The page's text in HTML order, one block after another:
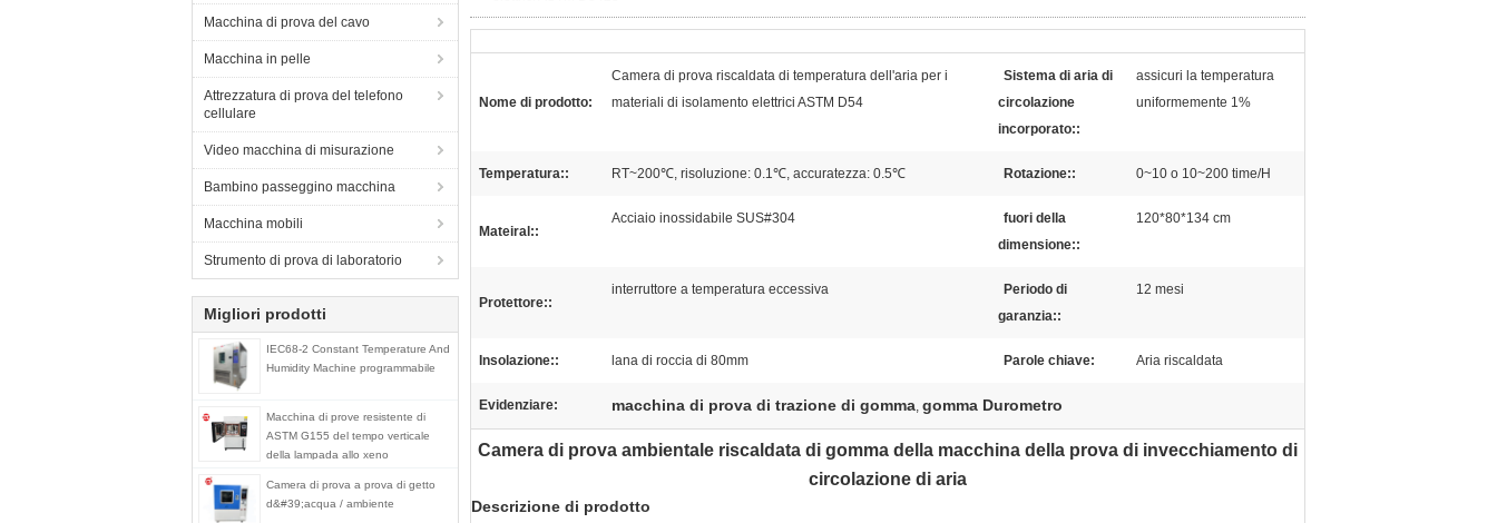
Macchina di prova del cavo
Macchina in pelle
Attrezzatura di prova del telefono
cellulare
Video macchina di misurazione
Bambino passeggino macchina
Macchina mobili
Strumento di prova di laboratorio
Migliori prodotti
IEC68-2 Constant Temperature And
Humidity Machine programmabile
Macchina di prove resistente di
ASTM G155 del tempo verticale
della lampada allo xeno
Camera di prova a prova di getto
d&#39;acqua / ambiente
Nome di prodotto:
Camera di prova riscaldata di temperatura dell'aria per i
materiali di isolamento elettrici ASTM D54
Sistema di aria di
circolazione
incorporato::
assicuri la temperatura
uniformemente 1%
Temperatura:: RT~200℃, risoluzione: 0.1℃, accuratezza: 0.5℃ Rotazione:: 0~10 o 10~200 time/H
Mateiral::
Acciaio inossidabile SUS#304
fuori della
dimensione::
120*80*134 cm
Protettore::
interruttore a temperatura eccessiva
Periodo di
garanzia::
12 mesi
Insolazione:: lana di roccia di 80mm Parole chiave: Aria riscaldata
Evidenziare: macchina di prova di trazione di gomma, gomma Durometro
Camera di prova ambientale riscaldata di gomma della macchina della prova di invecchiamento di
circolazione di aria
Descrizione di prodotto